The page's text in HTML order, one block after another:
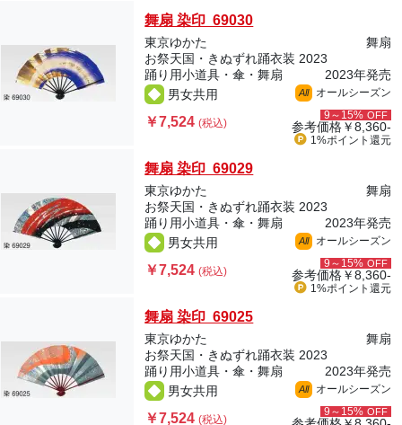
舞扇 染印 69030
東京ゆかた
舞扇
お祭天国・きぬずれ踊衣装 2023
踊り用小道具・傘・舞扇
2023年発売
男女共用
All オールシーズン
￥7,524(税込)
9～15% OFF
参考価格￥8,360-
1%ポイント 還元
舞扇 染印 69029
東京ゆかた
舞扇
お祭天国・きぬずれ踊衣装 2023
踊り用小道具・傘・舞扇
2023年発売
男女共用
All オールシーズン
￥7,524(税込)
9～15% OFF
参考価格￥8,360-
1%ポイント 還元
舞扇 染印 69025
東京ゆかた
舞扇
お祭天国・きぬずれ踊衣装 2023
踊り用小道具・傘・舞扇
2023年発売
男女共用
All オールシーズン
￥7,524(税込)
9～15% OFF